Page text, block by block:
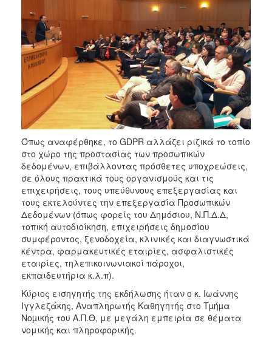
Όπως αναφέρθηκε, το GDPR αλλάζει ριζικά το τοπίο
στο χώρο της προστασίας των προσωπικών
δεδομένων, επιβάλλοντας πρόσθετες υποχρεώσεις,
σε όλους πρακτικά τους οργανισμούς και τις
επιχειρήσεις, τους υπεύθυνους επεξεργασίας και
τους εκτελούντες την επεξεργασία Προσωπικών
Δεδομένων (όπως φορείς του Δημόσιου, Ν.Π.Δ.Δ,
τοπική αυτοδιοίκηση, επιχειρήσεις δημοσίου
συμφέροντος, ξενοδοχεία, κλινικές και διαγνωστικά
κέντρα, φαρμακευτικές εταιρίες, ασφαλιστικές
εταιρίες, τηλεπικοινωνιακοί πάροχοι,
εκπαιδευτήρια κ.λ.π).
Κύριος εισηγητής της εκδήλωσης ήταν ο κ. Ιωάννης
Ιγγλεζάκης, Αναπληρωτής Καθηγητής στο Τµήµα
Νοµικής του Α.Π.Θ, με μεγάλη εμπειρία σε θέματα
νομικής και πληροφορικής.